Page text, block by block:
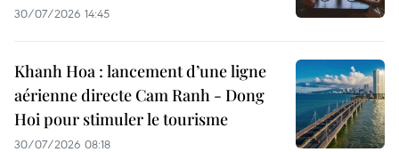
30/07/2026 14:45
Khanh Hoa : lancement d’une ligne
aérienne directe Cam Ranh - Dong
Hoi pour stimuler le tourisme
30/07/2026 08:18